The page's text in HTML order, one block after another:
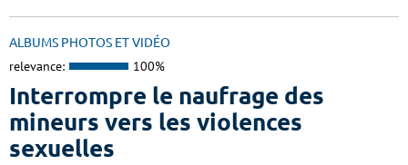
ALBUMS PHOTOS ET VIDÉO
relevance: 100%
Interrompre le naufrage des
mineurs vers les violences
sexuelles